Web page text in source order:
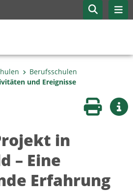
Berufsschulen
und Ereignisse
Seite
in
– Eine
Erfahrung